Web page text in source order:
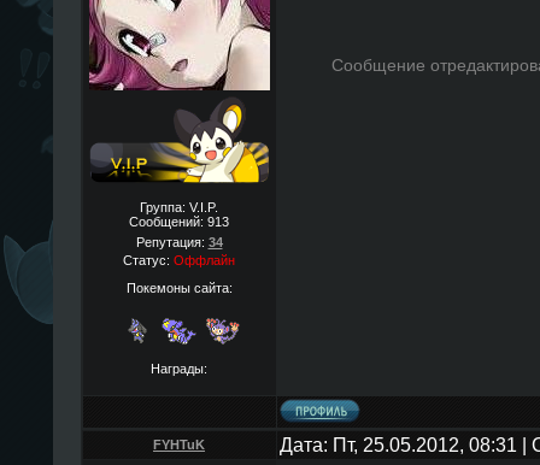
Группа: V.I.P.
Сообщений: 913
Репутация: 34
Статус: Оффлайн
Покемоны сайта:
Награды:
Сообщение
FYHTuK Дата: Пт, 25.05.2012, 08:31